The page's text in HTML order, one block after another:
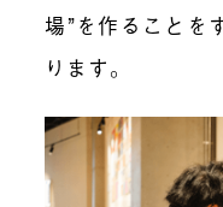
場”を作ることを
ります。